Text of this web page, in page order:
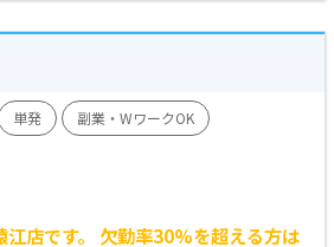
単発
副業・WワークOK
江店です。 欠勤率30%を超える方は